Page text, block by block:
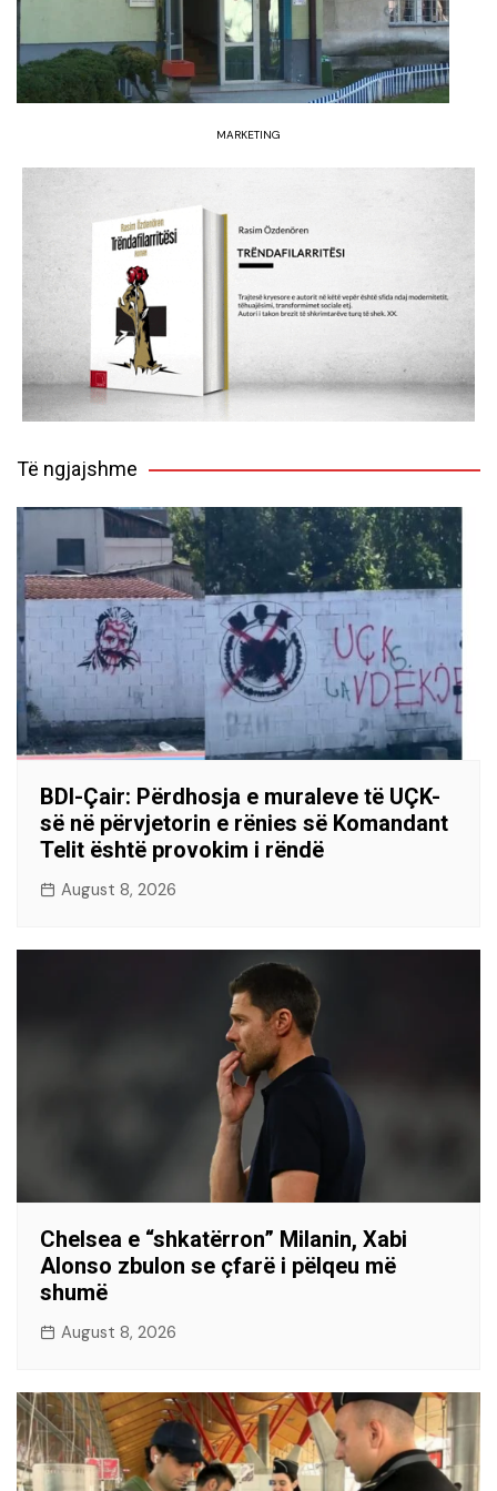
MARKETING
Të ngjajshme
BDI-Çair: Përdhosja e muraleve të UÇK-
së në përvjetorin e rënies së Komandant
Telit është provokim i rëndë
August 8, 2026
Chelsea e “shkatërron” Milanin, Xabi
Alonso zbulon se çfarë i pëlqeu më
shumë
August 8, 2026